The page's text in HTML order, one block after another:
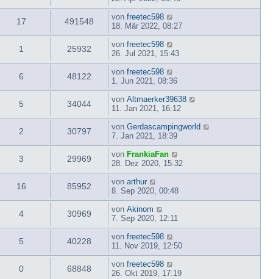
17 491548 von freetec598
18. Mär 2022, 08:27
1 25932 von freetec598
26. Jul 2021, 15:43
6 48122 von freetec598
1. Jun 2021, 08:36
5 34044 von Altmaerker39638
11. Jan 2021, 16:12
2 30797 von Gerdascampingworld
7. Jan 2021, 18:39
3 29969 von FrankiaFan
28. Dez 2020, 15:32
16 85952 von arthur
8. Sep 2020, 00:48
4 30969 von Akinom
7. Sep 2020, 12:11
5 40228 von freetec598
11. Nov 2019, 12:50
0 68848 von freetec598
26. Okt 2019, 17:19